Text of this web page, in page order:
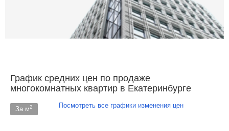
График средних цен по продаже
многокомнатных квартир в Екатеринбурге
За м2 Посмотреть все графики изменения цен